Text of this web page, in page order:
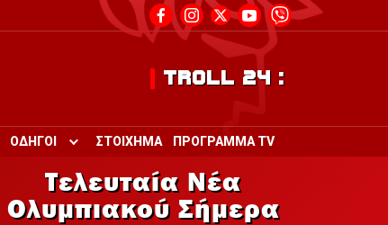
TROLL 24 :
ΟΔΗΓΟΙ
Toggle submenu for ΟΔΗΓΟΙ
ΣΤΟΙΧΗΜΑ ΠΡΟΓΡΑΜΜΑ TV
Τελευταία Νέα
Ολυμπιακού Σήμερα